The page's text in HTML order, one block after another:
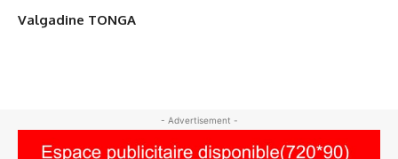
Valgadine TONGA
- Advertisement -